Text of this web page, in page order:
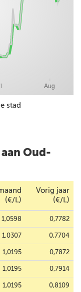
stad
Oud-
(€/L)
Vorig jaar
(€/L)
1,0598 0,7782
1,0307 0,7704
1,0195 0,7872
1,0195 0,7914
1,0195 0,8109